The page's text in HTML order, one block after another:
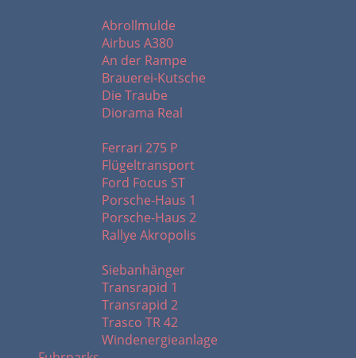
Abrollmulde
Airbus A380
An der Rampe
Brauerei-Kutsche
Die Traube
Diorama Real
Ferrari 275 P
Flügeltransport
Ford Focus ST
Porsche-Haus 1
Porsche-Haus 2
Rallye Akropolis
Siebanhänger
Transrapid 1
Transrapid 2
Trasco TR 42
Windenergieanlage